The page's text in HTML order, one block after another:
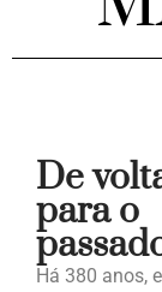
De
para o
Há 380 anos,